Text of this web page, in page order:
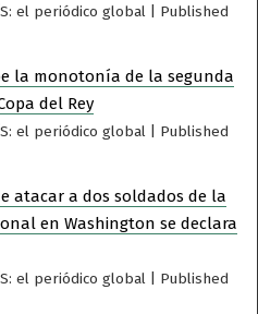
el periódico global
Published
la monotonía de la segunda
del Rey
el periódico global
Published
atacar a dos soldados de la
en Washington se declara
el periódico global
Published